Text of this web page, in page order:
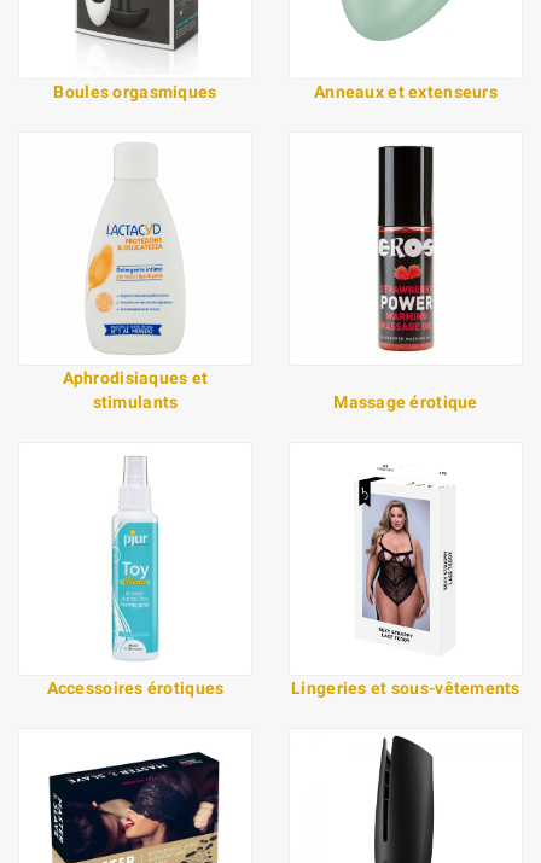
Boules orgasmiques Anneaux et extenseurs
Aphrodisiaques et
stimulants
Massage érotique
Accessoires érotiques Lingeries et sous-vêtements